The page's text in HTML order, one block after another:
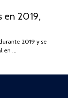
en 2019,
2019 y se
en …